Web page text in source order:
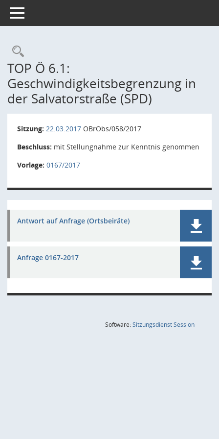
Toggle navigation
Rechercheauswahl
TOP Ö 6.1:
Geschwindigkeitsbegrenzung in
der Salvatorstraße (SPD)
Sitzung: 22.03.2017 OBrObs/058/2017
Beschluss: mit Stellungnahme zur Kenntnis genommen
Vorlage: 0167/2017
Antwort auf Anfrage (Ortsbeiräte)
Anfrage 0167-2017
Software:SitzungsdienstSession(Wird in